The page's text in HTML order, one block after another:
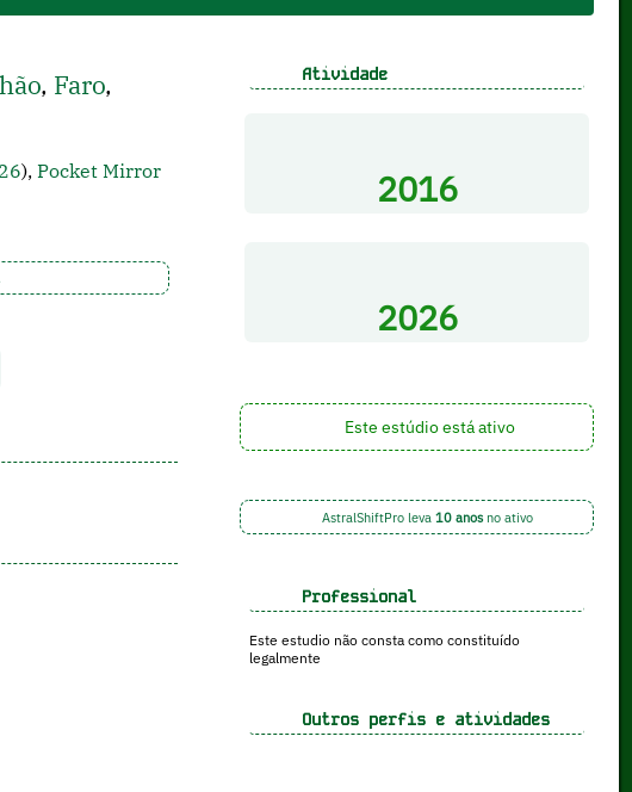
, Faro,
),Pocket Mirror
Atividade
2016
2026
Este estúdio está ativo
AstralShiftPro leva 10 anosno ativo
Professional
Este estudio não consta como constituído
legalmente
Outros perfis e atividades